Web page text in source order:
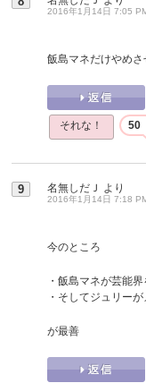
2016年1月14日 7:05
飯島マネだけやめさ
それな！ 50
9 名無しだＪ より
2016年1月14日 7:18
今のところ
・飯島マネが芸能
・そしてジュリー
が最善